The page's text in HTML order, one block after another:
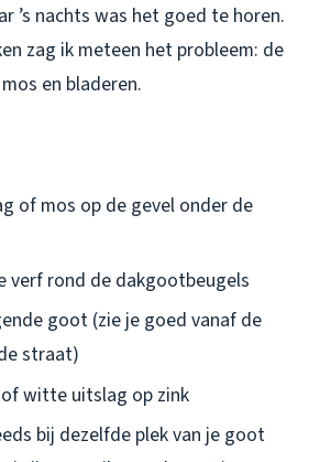
’s nachts was het goed te horen.
zag ik meteen het probleem: de
en bladeren.
of mos op de gevel onder de
verf rond de dakgootbeugels
goot (zie je goed vanaf de
straat)
witte uitslag op zink
bij dezelfde plek van je goot